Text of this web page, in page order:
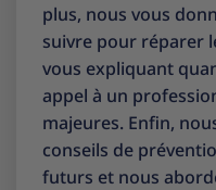
plus, nous vous
suivre pour réparer
vous expliquant
appel à un
majeures. Enfin,
conseils de
futurs et nous